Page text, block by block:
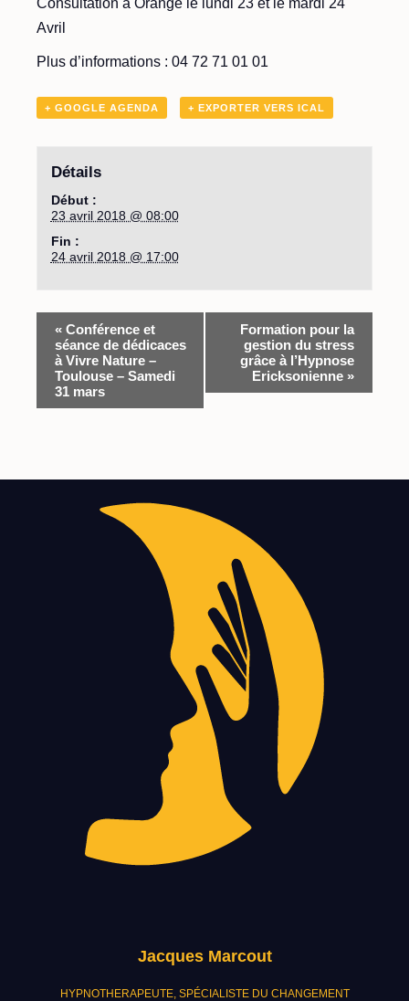
Consultation à Orange le lundi 23 et le mardi 24
Avril
Plus d’informations : 04 72 71 01 01
+ GOOGLE AGENDA + EXPORTER VERS ICAL
Détails
Début :
23 avril 2018 @ 08:00
Fin :
24 avril 2018 @ 17:00
« Conférence et
séance de dédicaces
à Vivre Nature –
Toulouse – Samedi
31 mars
Formation pour la
gestion du stress
grâce à l’Hypnose
Ericksonienne »
Jacques Marcout
HYPNOTHERAPEUTE, SPÉCIALISTE DU CHANGEMENT